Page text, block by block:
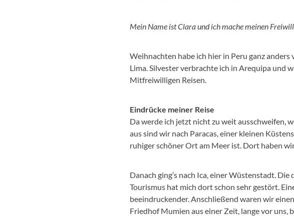
Mein Name ist Clara und ich mache meinen
Weihnachten habe ich hier in Peru ganz
Lima. Silvester verbrachte ich in Arequipa und
Mitfreiwilligen Reisen.
Eindrücke meiner Reise
Da werde ich jetzt nicht zu weit ausschweifen,
aus sind wir nach Paracas, einer kleinen
ruhiger schöner Ort am Meer ist. Dort haben
Danach ging’s nach Ica, einer Wüstenstadt.
Tourismus hat mich dort schon sehr gestört.
beeindruckender. Anschließend waren wir
Friedhof Mumien aus einer Zeit, lange vor uns,